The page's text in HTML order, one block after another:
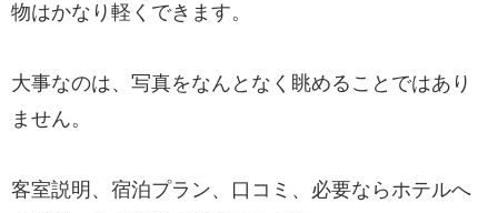
物はかなり軽くできます。
大事なのは、写真をなんとなく眺めることではあり
ません。
客室説明、宿泊プラン、口コミ、必要ならホテルへ